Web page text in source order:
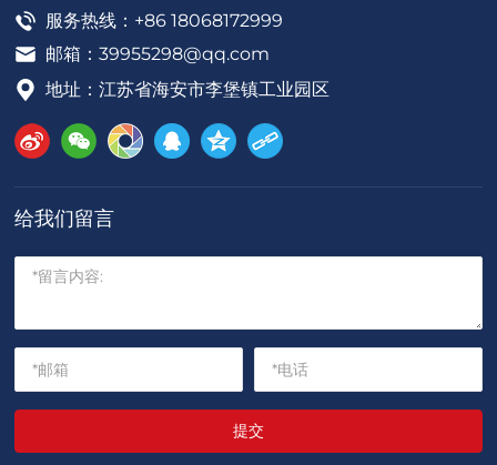
服务热线：+86 18068172999
邮箱：39955298@qq.com
地址：江苏省海安市李堡镇工业园区
给我们留言
提交